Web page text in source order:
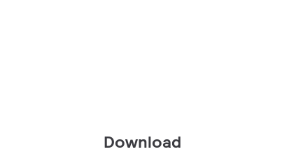
Download